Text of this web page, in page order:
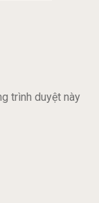
trình duyệt này